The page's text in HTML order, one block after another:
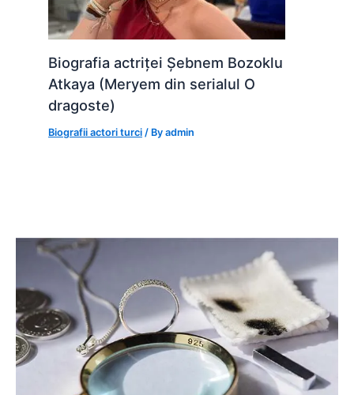
Biografia actriței Șebnem Bozoklu
Atkaya (Meryem din serialul O
dragoste)
Biografii actori turci / Byadmin